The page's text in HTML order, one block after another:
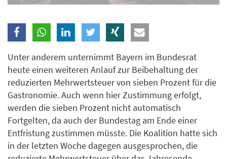
Unter anderem unternimmt Bayern im Bundesrat
heute einen weiteren Anlauf zur Beibehaltung der
reduzierten Mehrwertsteuer von sieben Prozent für die
Gastronomie. Auch wenn hier Zustimmung erfolgt,
werden die sieben Prozent nicht automatisch
Fortgelten, da auch der Bundestag am Ende einer
Entfristung zustimmen müsste. Die Koalition hatte sich
in der letzten Woche dagegen ausgesprochen, die